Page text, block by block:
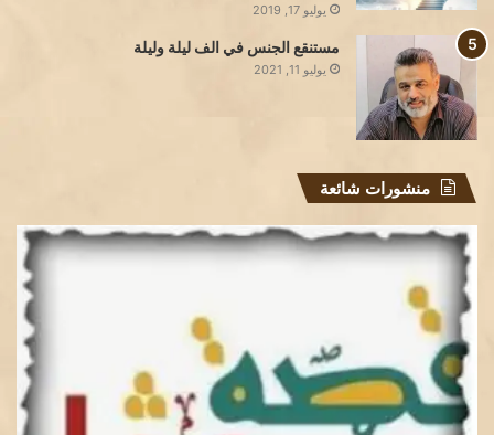
يوليو 17, 2019
مستنقع الجنس في الف ليلة وليلة
يوليو 11, 2021
منشورات شائعة